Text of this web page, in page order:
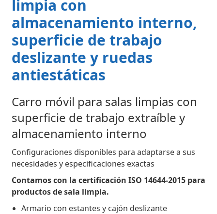
limpia con
almacenamiento interno,
superficie de trabajo
deslizante y ruedas
antiestáticas
Carro móvil para salas limpias con
superficie de trabajo extraíble y
almacenamiento interno
Configuraciones disponibles para adaptarse a sus
necesidades y especificaciones exactas
Contamos con la certificación ISO 14644-2015 para
productos de sala limpia.
Armario con estantes y cajón deslizante